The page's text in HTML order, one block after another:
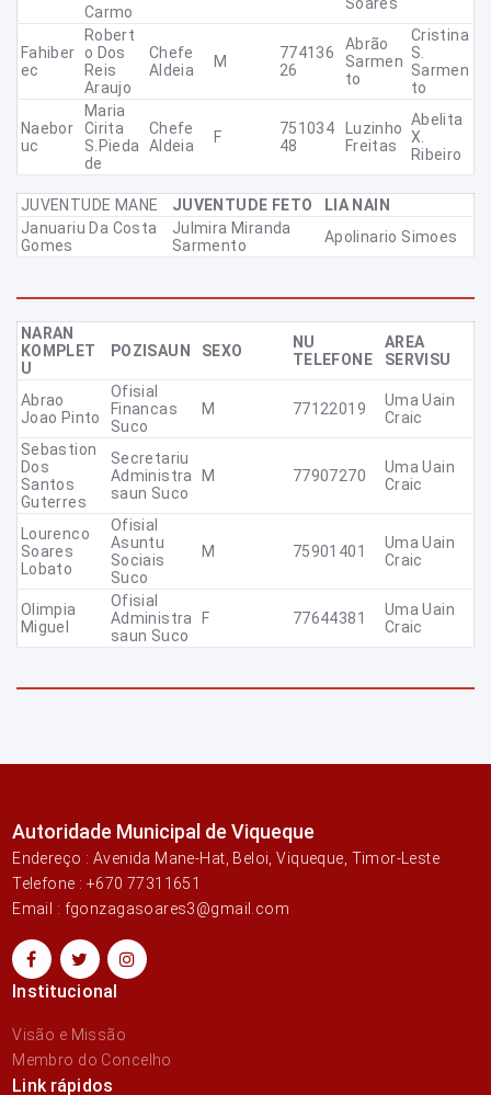
Carmo
Fahiber
Ec
Robert
O Dos
Reis
Araujo
Chefe
Aldeia
M
774136
26
Abrão
Sarmen
To
Cristina
S.
Sarmen
To
Naebor
Uc
Maria
Cirita
S.Pieda
De
Chefe
Aldeia
F
751034
48
Luzinho
Freitas
Abelita
X.
Ribeiro
JUVENTUDE MANE JUVENTUDE FETO
LIA NAIN
Januariu Da Costa
Gomes
Julmira Miranda
Sarmento
Apolinario Simoes
NARAN
KOMPLET
U
POZISAUN SEXO
NU
TELEFONE
AREA
SERVISU
Abrao
Joao Pinto
Ofisial
Financas
Suco
M 77122019
Uma Uain
Craic
Sebastion
Dos
Santos
Guterres
Secretariu
Administra
Saun Suco
M 77907270
Uma Uain
Craic
Lourenco
Soares
Lobato
Ofisial
Asuntu
Sociais
Suco
M 75901401
Uma Uain
Craic
Olimpia
Miguel
Ofisial
Administra
Saun Suco
F 77644381
Uma Uain
Craic
Autoridade Municipal de Viqueque
Endereço : Avenida Mane-Hat, Beloi, Viqueque, Timor-Leste
Telefone : +670 77311651
Email : fgonzagasoares3@gmail.com
Institucional
Visão e Missão
Membro do Concelho
Link rápidos